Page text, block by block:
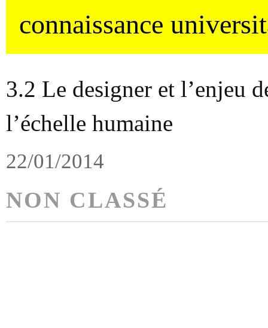
connaissance
3.2 Le designer et l’enjeu
l’échelle humaine
22/01/2014
NON CLASSÉ